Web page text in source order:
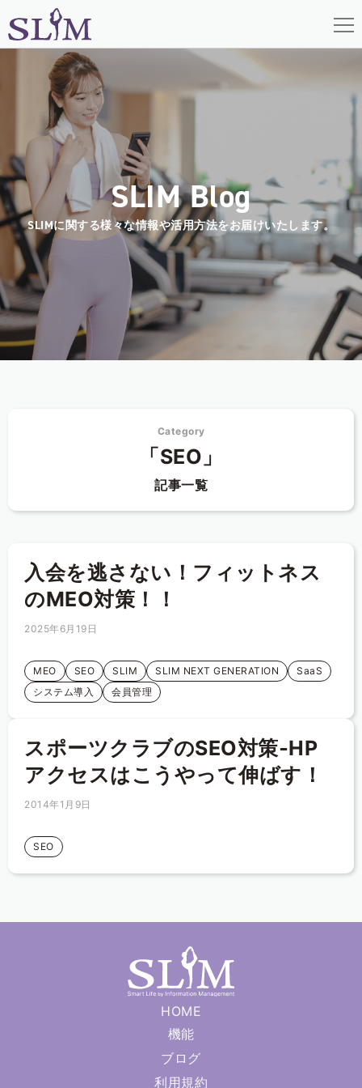
メニ
お知らせ
ブログ
資料請求
お問合せ
SLIM Blog
SLIMに関する様々な情報や活用方法をお届けいたします。
Category
「SEO」
記事一覧
入会を逃さない！フィットネス
のMEO対策！！
2025年6月19日
MEO SEO SLIM SLIM NEXT GENERATION
SaaS
システム導入
会員管理
スポーツクラブのSEO対策‐HP
アクセスはこうやって伸ばす！
2014年1月9日
SEO
HOME
機能
ブログ
利用規約